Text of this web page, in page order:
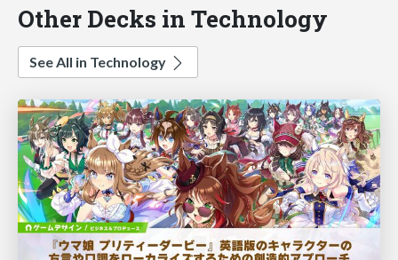
Other Decks in Technology
See All in Technology